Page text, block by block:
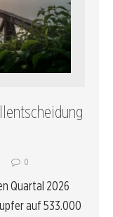
0
Quartal 2026
auf 533.000